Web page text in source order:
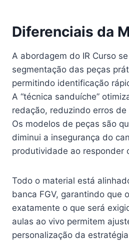
Diferenciais da
A abordagem do IR Curso
segmentação das peças
permitindo identificação
A “técnica sanduíche”
redação, reduzindo erros
Os modelos de peças são
diminui a insegurança do
produtividade ao responder
Todo o material está
banca FGV, garantindo que
exatamente o que será
aulas ao vivo permitem
personalização da